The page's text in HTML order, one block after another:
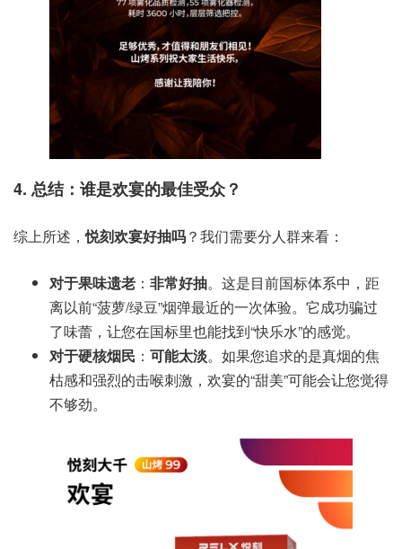
4. 总结：谁是欢宴的最佳受众？
综上所述，悦刻欢宴好抽吗？我们需要分人群来看：
对于果味遗老 ： 非常好抽。这是目前国标体系中，距
离以前“菠萝/绿豆”烟弹最近的一次体验。它成功骗过
了味蕾，让您在国标里也能找到“快乐水”的感觉。
对于硬核烟民 ： 可能太淡。如果您追求的是真烟的焦
枯感和强烈的击喉刺激，欢宴的“甜美”可能会让您觉得
不够劲。